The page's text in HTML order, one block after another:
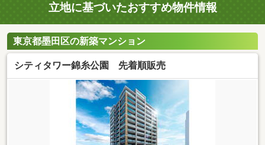
立地に基づいたおすすめ物件情報
東京都墨田区の新築マンション
シティタワー錦糸公園 先着順販売